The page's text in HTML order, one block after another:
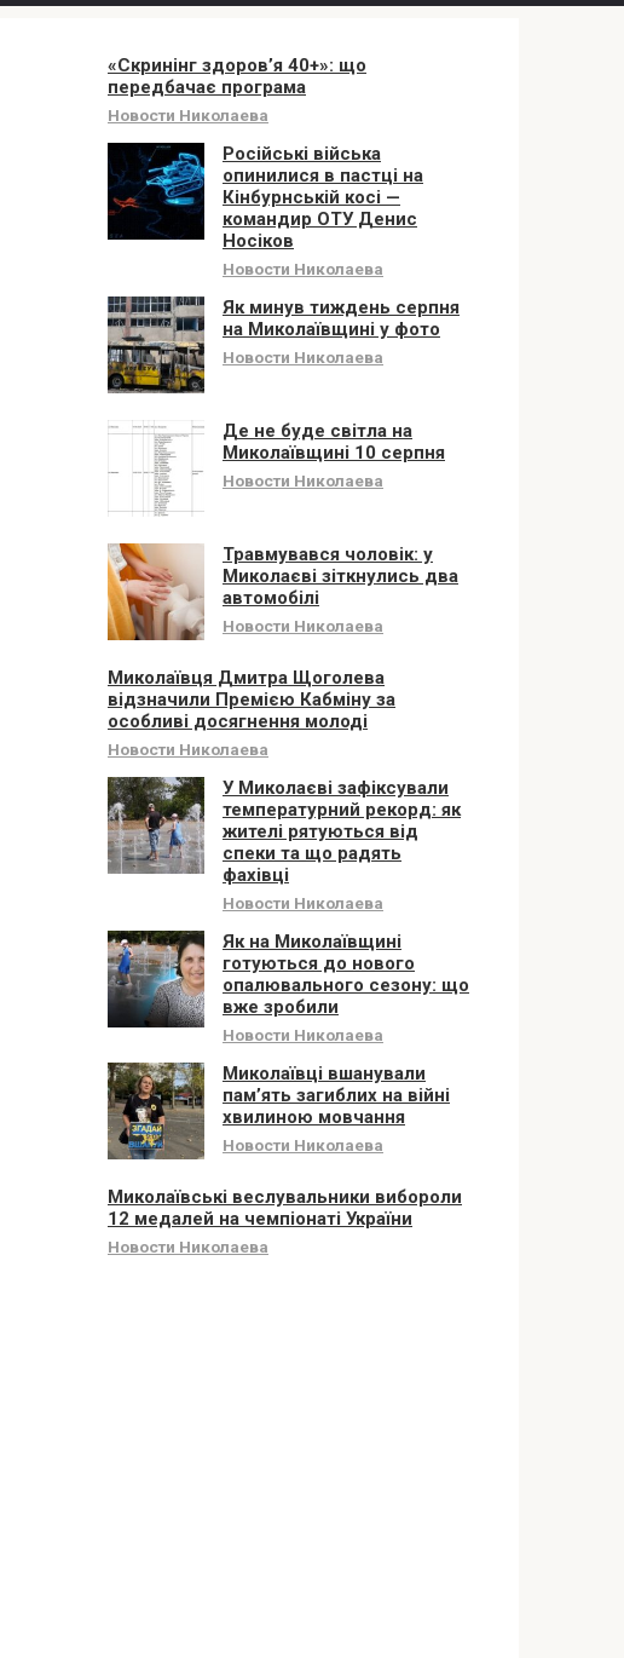
«Скринінг здоров’я 40+»: що
передбачає програма
Новости Николаева
Російські війська
опинилися в пастці на
Кінбурнській косі —
командир ОТУ Денис
Носіков
Новости Николаева
Як минув тиждень серпня
на Миколаївщині у фото
Новости Николаева
Де не буде світла на
Миколаївщині 10 серпня
Новости Николаева
Травмувався чоловік: у
Миколаєві зіткнулись два
автомобілі
Новости Николаева
Миколаївця Дмитра Щоголева
відзначили Премією Кабміну за
особливі досягнення молоді
Новости Николаева
У Миколаєві зафіксували
температурний рекорд: як
жителі рятуються від
спеки та що радять
фахівці
Новости Николаева
Як на Миколаївщині
готуються до нового
опалювального сезону: що
вже зробили
Новости Николаева
Миколаївці вшанували
памʼять загиблих на війні
хвилиною мовчання
Новости Николаева
Миколаївські веслувальники вибороли
12 медалей на чемпіонаті України
Новости Николаева